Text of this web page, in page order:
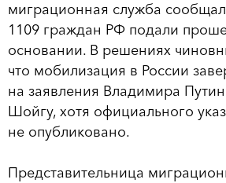
миграционная служба
1109 граждан РФ подали
основании. В решениях
что мобилизация в России
на заявления Владимира
Шойгу, хотя официального
не опубликовано.
Представительница